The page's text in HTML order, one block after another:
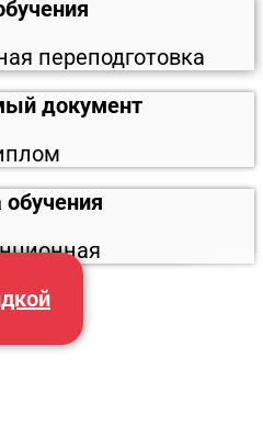
переподготовка
документ